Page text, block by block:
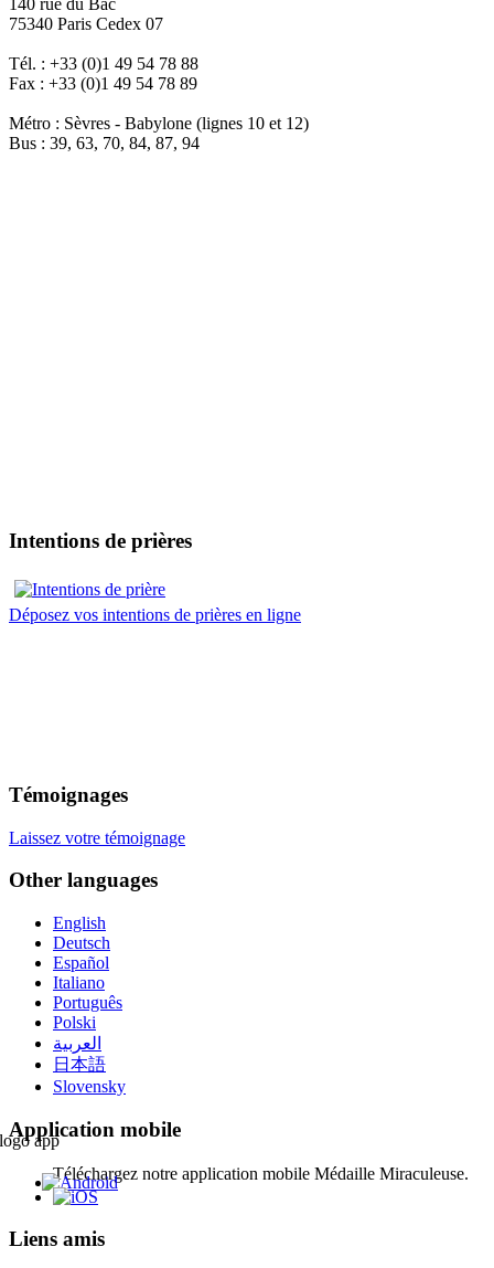
75340 Paris Cedex 07
Tél. : +33 (0)1 49 54 78 88
Fax : +33 (0)1 49 54 78 89
Métro : Sèvres - Babylone (lignes 10 et 12)
Bus : 39, 63, 70, 84, 87, 94
Intentions de prières
Déposez vos intentions de prières en ligne
Témoignages
Laissez votre témoignage
Other languages
English
Deutsch
Español
Italiano
Português
Polski
العربية
日本語
Slovensky
Application mobile
Téléchargez notre application mobile Médaille Miraculeuse.
Liens amis